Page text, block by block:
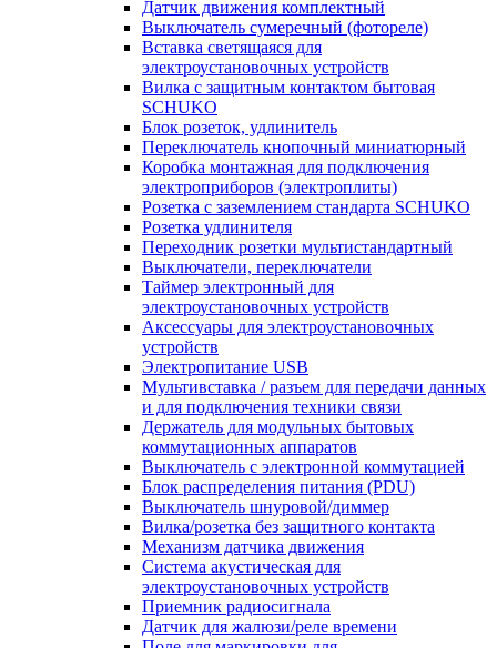
Датчик движения комплектный
Выключатель сумеречный (фотореле)
Вставка светящаяся для
электроустановочных устройств
Вилка с защитным контактом бытовая
SCHUKO
Блок розеток, удлинитель
Переключатель кнопочный миниатюрный
Коробка монтажная для подключения
электроприборов (электроплиты)
Розетка с заземлением стандарта SCHUKO
Розетка удлинителя
Переходник розетки мультистандартный
Выключатели, переключатели
Таймер электронный для
электроустановочных устройств
Аксессуары для электроустановочных
устройств
Электропитание USB
Мультивставка / разъем для передачи данных
и для подключения техники связи
Держатель для модульных бытовых
коммутационных аппаратов
Выключатель с электронной коммутацией
Блок распределения питания (PDU)
Выключатель шнуровой/диммер
Вилка/розетка без защитного контакта
Механизм датчика движения
Система акустическая для
электроустановочных устройств
Приемник радиосигнала
Датчик для жалюзи/реле времени